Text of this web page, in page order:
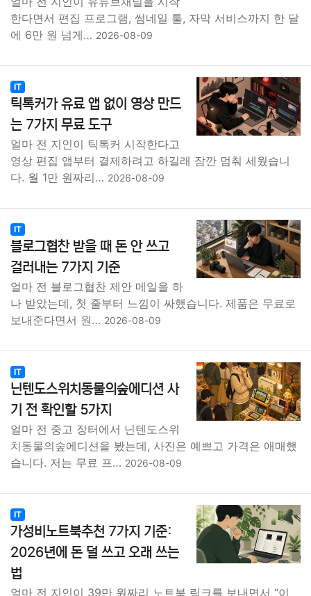
한다면서 편집 프로그램, 썸네일 툴, 자막 서비스까지 한 달
에 6만 원 넘게… 2026-08-09
IT
틱톡커가 유료 앱 없이 영상 만드
는 7가지 무료 도구
얼마 전 지인이 틱톡커 시작한다고
영상 편집 앱부터 결제하려고 하길래 잠깐 멈춰 세웠습니
다. 월 1만 원짜리… 2026-08-09
IT
블로그협찬 받을 때 돈 안 쓰고
걸러내는 7가지 기준
얼마 전 블로그협찬 제안 메일을 하
나 받았는데, 첫 줄부터 느낌이 싸했습니다. 제품은 무료로
보내준다면서 원… 2026-08-09
IT
닌텐도스위치동물의숲에디션 사
기 전 확인할 5가지
얼마 전 중고 장터에서 닌텐도스위
치동물의숲에디션을 봤는데, 사진은 예쁘고 가격은 애매했
습니다. 저는 무료 프… 2026-08-09
IT
가성비노트북추천 7가지 기준:
2026년에 돈 덜 쓰고 오래 쓰는
법
얼마 전 지인이 39만 원짜리 노트북 링크를 보내면서 “이